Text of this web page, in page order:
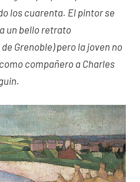
los cuarenta. El pintor se
un bello retrato
Grenoble) pero la joven no
compañero a Charles